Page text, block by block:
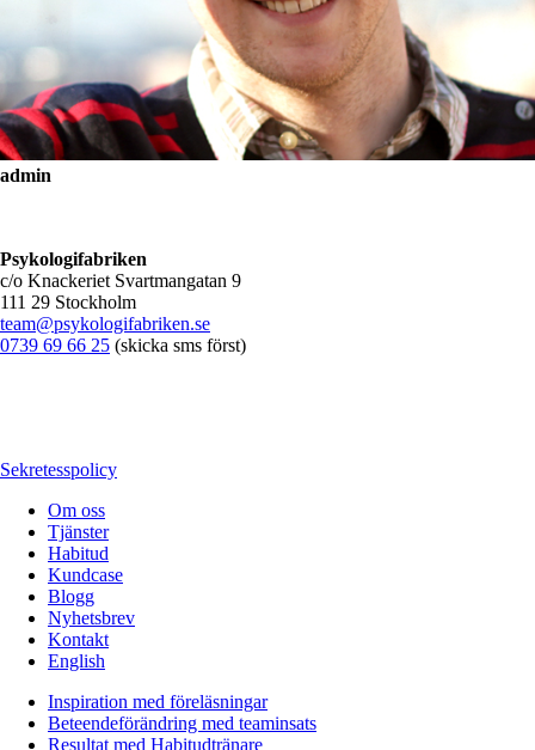
admin
Psykologifabriken
c/o Knackeriet Svartmangatan 9
111 29 Stockholm
team@psykologifabriken.se
0739 69 66 25 (skicka sms först)
Sekretesspolicy
Om oss
Tjänster
Habitud
Kundcase
Blogg
Nyhetsbrev
Kontakt
English
Inspiration med föreläsningar
Beteendeförändring med teaminsats
Resultat med Habitudtränare